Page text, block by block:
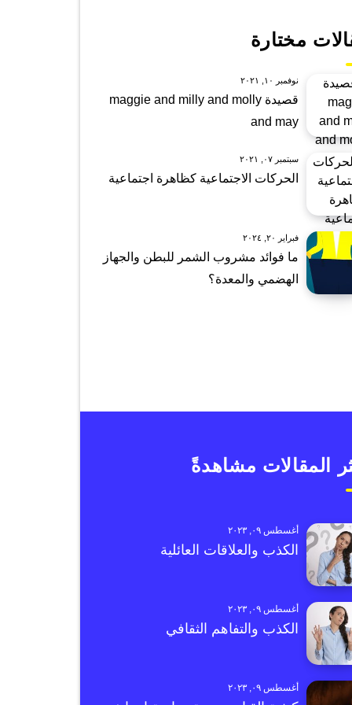
مختارة
نوفمبر ١٠, ٢٠٢١
قصيدة maggie and milly and molly
and may
سبتمبر ٠٧, ٢٠٢١
الحركات الاجتماعية كظاهرة اجتماعية
فبراير ٢٠, ٢٠٢٤
ما فوائد مشروب الشمر للبطن والجهاز
الهضمي والمعدة؟
المقالات مشاهدةً
أغسطس ٠٩, ٢٠٢٣
الكذب والعلاقات العائلية
أغسطس ٠٩, ٢٠٢٣
الكذب والتفاهم الثقافي
أغسطس ٠٩, ٢٠٢٣